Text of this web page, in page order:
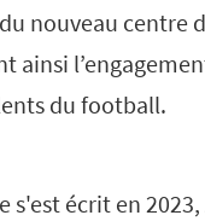
nouveau centre
ainsi
du football.
s'est écrit en